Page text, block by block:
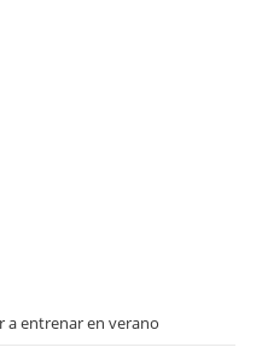
a entrenar en verano